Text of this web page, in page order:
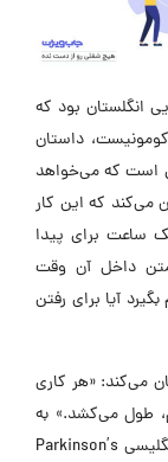
انگلستان بود که
اکومونیست، داستان
است که می‌خواهد
می‌کند که این کار
ساعت برای پیدا
نوشتن متن داخل آن وقت
بگیرد آیا برای رفتن
می‌کند: «هر کاری
طول می‌کشد.» به
بیان دیگر می‌توان گفت که قانون پارکینسون به انگلیسی Parkinson’s